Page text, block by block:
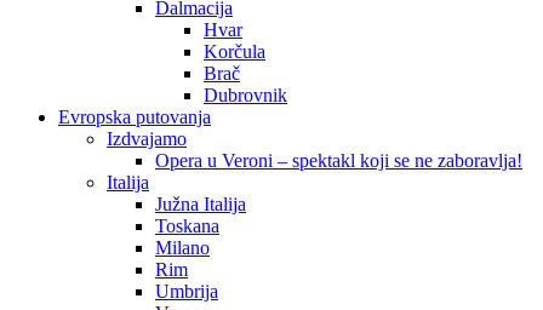
Dalmacija
Hvar
Korčula
Brač
Dubrovnik
Evropska putovanja
Izdvajamo
Opera u Veroni – spektakl koji se ne zaboravlja!
Italija
Južna Italija
Toskana
Milano
Rim
Umbrija